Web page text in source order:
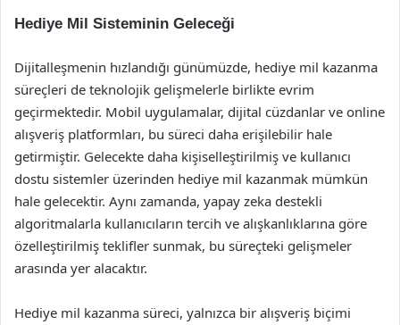
Hediye Mil Sisteminin Geleceği
Dijitalleşmenin hızlandığı günümüzde, hediye mil kazanma
süreçleri de teknolojik gelişmelerle birlikte evrim
geçirmektedir. Mobil uygulamalar, dijital cüzdanlar ve online
alışveriş platformları, bu süreci daha erişilebilir hale
getirmiştir. Gelecekte daha kişiselleştirilmiş ve kullanıcı
dostu sistemler üzerinden hediye mil kazanmak mümkün
hale gelecektir. Aynı zamanda, yapay zeka destekli
algoritmalarla kullanıcıların tercih ve alışkanlıklarına göre
özelleştirilmiş teklifler sunmak, bu süreçteki gelişmeler
arasında yer alacaktır.
Hediye mil kazanma süreci, yalnızca bir alışveriş biçimi